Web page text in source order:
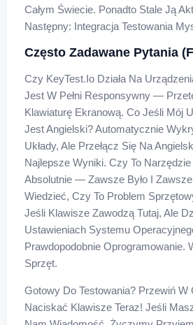
Całym Świecie. Ponadto Stale Ją
Następny: Integracja Testowania
Często Zadawane Pytania
Czy KeyTest.io Działa Na
Jest W Pełni Responsywny —
Klawiaturę Ekranową. Co Jeśli Mój
Jest Angielski? Automatycznie
Układy, Ale Przełącz Się Na
Najlepsze Wyniki. Czy To
Absolutnie — Zawsze Było I
Wiedzieć, Czy To Problem
Jeśli Klawisze Zawodzą Tutaj, Ale
Ustawieniach Systemu
Prawdopodobnie Oprogramowanie.
Sprzęt.
Gotowy Do Testowania? Przewiń W
Naciskać Klawisze Teraz! Jeśli